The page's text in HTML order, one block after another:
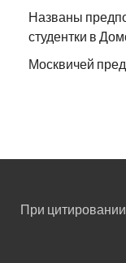
Названы
студентки в
Москвичей
При цитировании